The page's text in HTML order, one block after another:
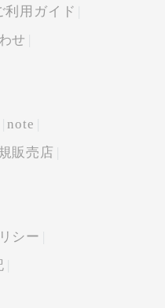
利用ガイド
せ
note
販売店
シー